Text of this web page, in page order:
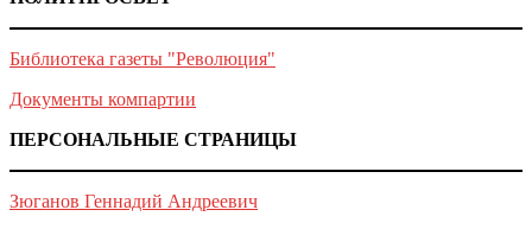
Библиотека газеты "Революция"
Документы компартии
ПЕРСОНАЛЬНЫЕ СТРАНИЦЫ
Зюганов Геннадий Андреевич